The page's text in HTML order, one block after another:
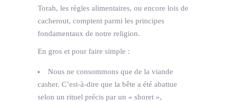
Torah, les règles alimentaires, ou encore lois de
cacherout, comptent parmi les principes
fondamentaux de notre religion.
En gros et pour faire simple :
Nous ne consommons que de la viande
casher. C’est-à-dire que la bête a été abattue
selon un rituel précis par un « shoret »,